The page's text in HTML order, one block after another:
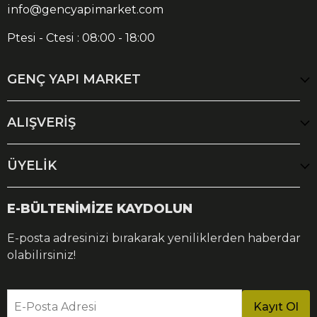
info@gencyapimarket.com
Ptesi - Ctesi : 08:00 - 18:00
GENÇ YAPI MARKET
ALIŞVERİŞ
ÜYELİK
E-BÜLTENİMİZE KAYDOLUN
E-posta adresinizi bırakarak yeniliklerden haberdar
olabilirsiniz!
E-Posta Adresi Kayıt Ol